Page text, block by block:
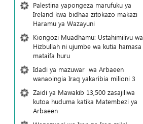
Palestina yapongeza marufuku ya
Ireland kwa bidhaa zitokazo makazi
Haramu ya Wazayuni
Kiongozi Muadhamu: Ustahimilivu wa
Hizbullah ni ujumbe wa kutia hamasa
mataifa huru
Idadi ya mazuwar wa Arbaeen
wanaoingia Iraq yakaribia milioni 3
Zaidi ya Mawakib 13,500 zasajiliwa
kutoa huduma katika Matembezi ya
Arbaeen